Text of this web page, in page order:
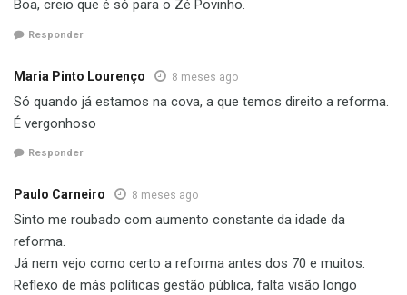
Boa, creio que é só para o Zé Povinho.
Responder
Maria Pinto Lourenço 8 meses ago
Só quando já estamos na cova, a que temos direito a reforma.
É vergonhoso
Responder
Paulo Carneiro 8 meses ago
Sinto me roubado com aumento constante da idade da
reforma.
Já nem vejo como certo a reforma antes dos 70 e muitos.
Reflexo de más políticas gestão pública, falta visão longo